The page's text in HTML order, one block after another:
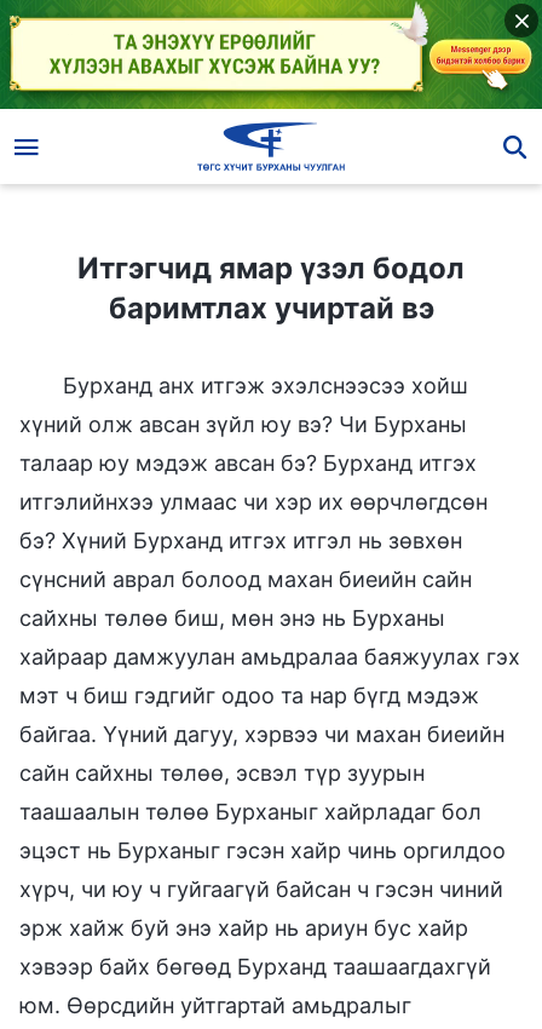
Итгэгчид ямар үзэл бодол баримтлах учиртай вэ
Итгэгчид ямар үзэл бодол
баримтлах учиртай вэ
Бурханд анх итгэж эхэлснээсээ хойш
хүний олж авсан зүйл юу вэ? Чи Бурханы
талаар юу мэдэж авсан бэ? Бурханд итгэх
итгэлийнхээ улмаас чи хэр их өөрчлөгдсөн
бэ? Хүний Бурханд итгэх итгэл нь зөвхөн
сүнсний аврал болоод махан биеийн сайн
сайхны төлөө биш, мөн энэ нь Бурханы
хайраар дамжуулан амьдралаа баяжуулах гэх
мэт ч биш гэдгийг одоо та нар бүгд мэдэж
байгаа. Үүний дагуу, хэрвээ чи махан биеийн
сайн сайхны төлөө, эсвэл түр зуурын
таашаалын төлөө Бурханыг хайрладаг бол
эцэст нь Бурханыг гэсэн хайр чинь оргилдоо
хүрч, чи юу ч гуйгаагүй байсан ч гэсэн чиний
эрж хайж буй энэ хайр нь ариун бус хайр
хэвээр байх бөгөөд Бурханд таашаагдахгүй
юм. Өөрсдийн уйтгартай амьдралыг